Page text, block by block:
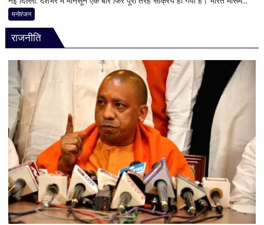
बिहार-
झारखंड
से
लेकर
महाराष्ट्र
और
पूर्वोत्तर
तक
आज
मूसलाधार
बारिश,
जानिए
दिल्ली
समेत
मनोरंजन
राजनीति